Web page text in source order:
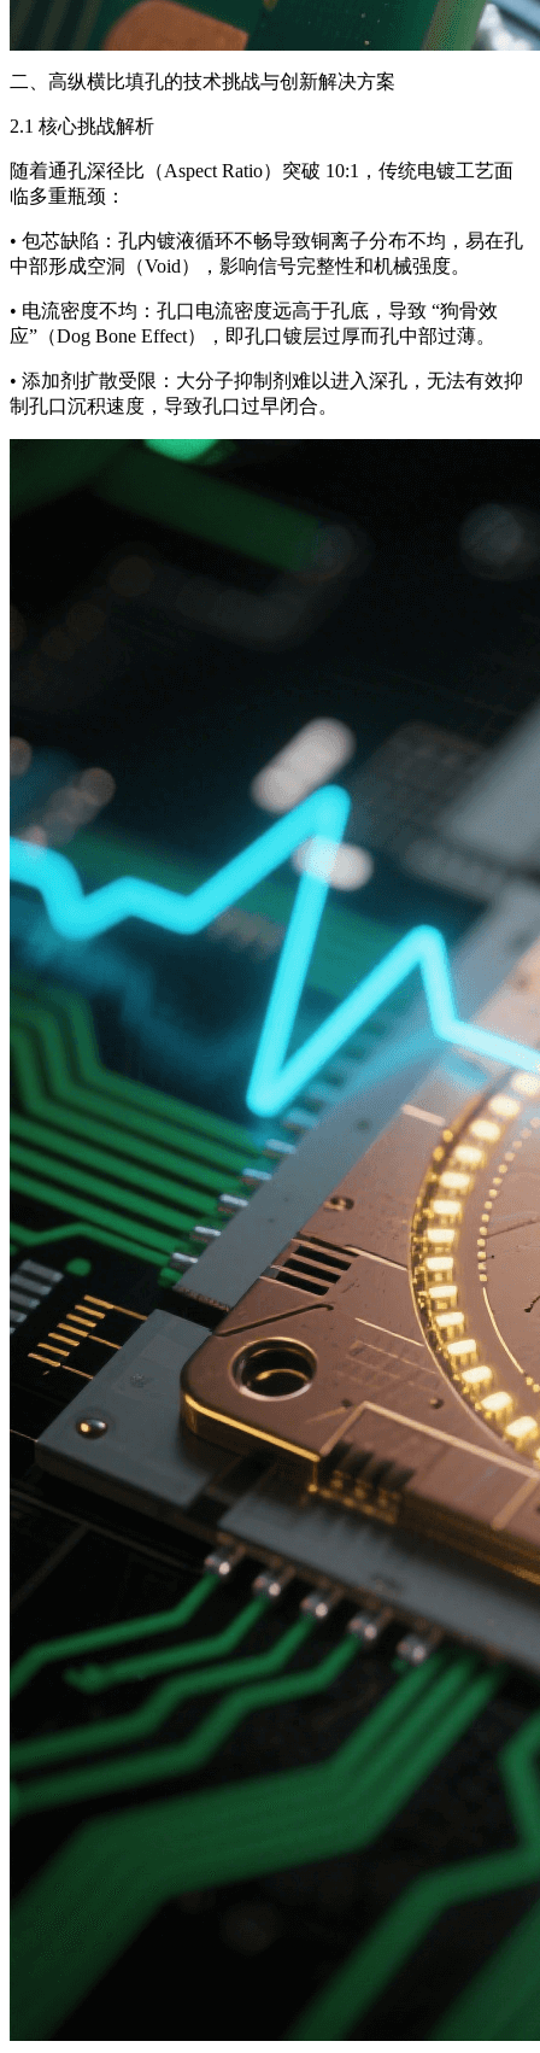
二、高纵横比填孔的技术挑战与创新解决方案
2.1 核心挑战解析
随着通孔深径比（Aspect Ratio）突破 10:1，传统电镀工艺面
临多重瓶颈：
• 包芯缺陷：孔内镀液循环不畅导致铜离子分布不均，易在孔
中部形成空洞（Void），影响信号完整性和机械强度。
• 电流密度不均：孔口电流密度远高于孔底，导致 “狗骨效
应”（Dog Bone Effect），即孔口镀层过厚而孔中部过薄。
• 添加剂扩散受限：大分子抑制剂难以进入深孔，无法有效抑
制孔口沉积速度，导致孔口过早闭合。